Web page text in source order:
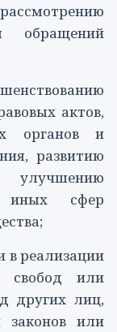
обращений
актов,
органов и
развитию
улучшению
иных сфер
в реализации
свобод или
других лиц,
или